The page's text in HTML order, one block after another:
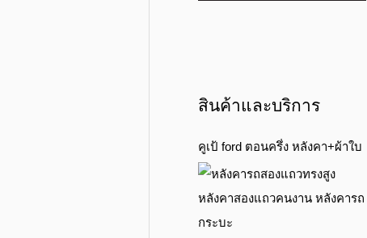
สินค้าและบริการ
คูเป้ ford ตอนครึ่ง หลังคา+ผ้าใบ